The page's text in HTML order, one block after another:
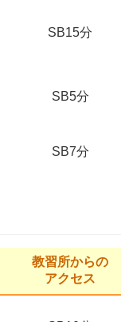
SB15分
SB5分
SB7分
教習所からの
アクセス